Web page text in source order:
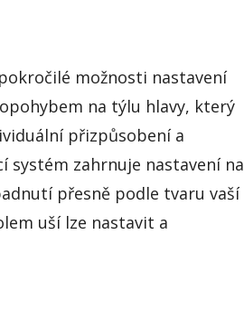
možnosti nastavení
na týlu hlavy, který
přizpůsobení a
zahrnuje nastavení na
přesně podle tvaru vaší
uší lze nastavit a